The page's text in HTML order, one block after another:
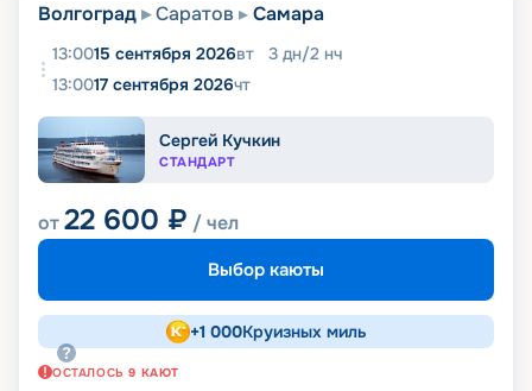
Волгоград Саратов Самара
13:0015 сентября 2026вт 3 дн/2 нч
13:0017 сентября 2026чт
Сергей Кучкин
СТАНДАРТ
от22 600 ₽ / чел
Выбор каюты
+1 000Круизных миль
ОСТАЛОСЬ 9 КАЮТ